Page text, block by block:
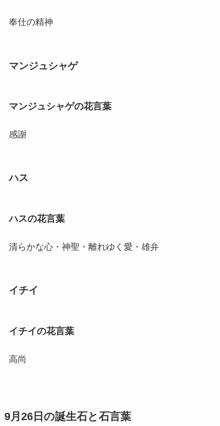
奉仕の精神
マンジュシャゲ
マンジュシャゲの花言葉
感謝
ハス
ハスの花言葉
清らかな心・神聖・離れゆく愛・雄弁
イチイ
イチイの花言葉
高尚
9月26日の誕生石と石言葉